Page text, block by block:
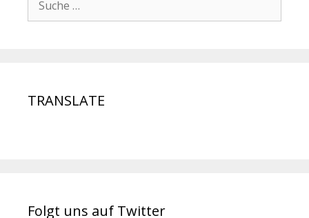
TRANSLATE
Folgt uns auf Twitter